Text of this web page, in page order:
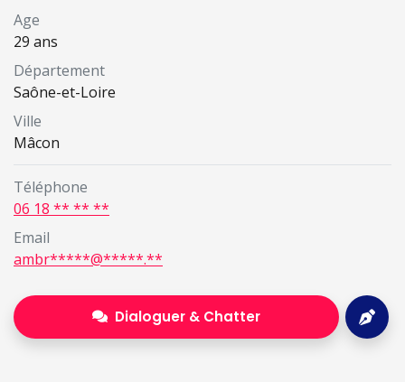
Age
29 ans
Département
Saône-et-Loire
Ville
Mâcon
Téléphone
06 18 ** ** **
Email
ambr*****@*****.**
Dialoguer & Chatter